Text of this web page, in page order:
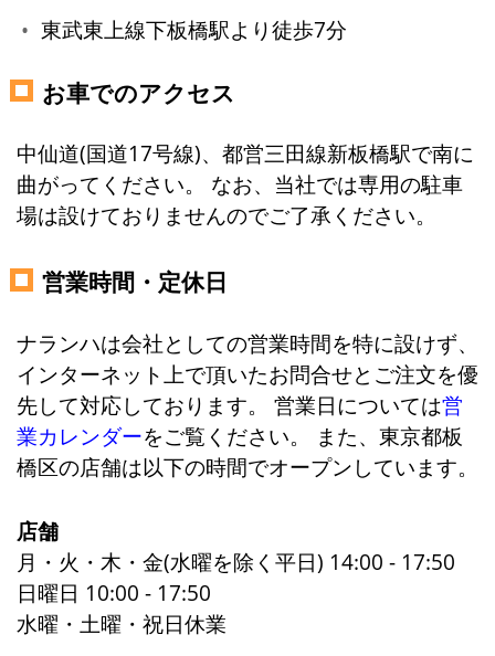
東武東上線下板橋駅より徒歩7分
お車でのアクセス
中仙道(国道17号線)、都営三田線新板橋駅で南に
曲がってください。 なお、当社では専用の駐車
場は設けておりませんのでご了承ください。
営業時間・定休日
ナランハは会社としての営業時間を特に設けず、
インターネット上で頂いたお問合せとご注文を優
先して対応しております。 営業日については営
業カレンダーをご覧ください。 また、東京都板
橋区の店舗は以下の時間でオープンしています。
店舗
月・火・木・金(水曜を除く平日) 14:00 - 17:50
日曜日 10:00 - 17:50
水曜・土曜・祝日休業